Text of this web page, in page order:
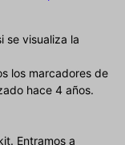
se visualiza la
los marcadores de
hace 4 años.
Entramos a